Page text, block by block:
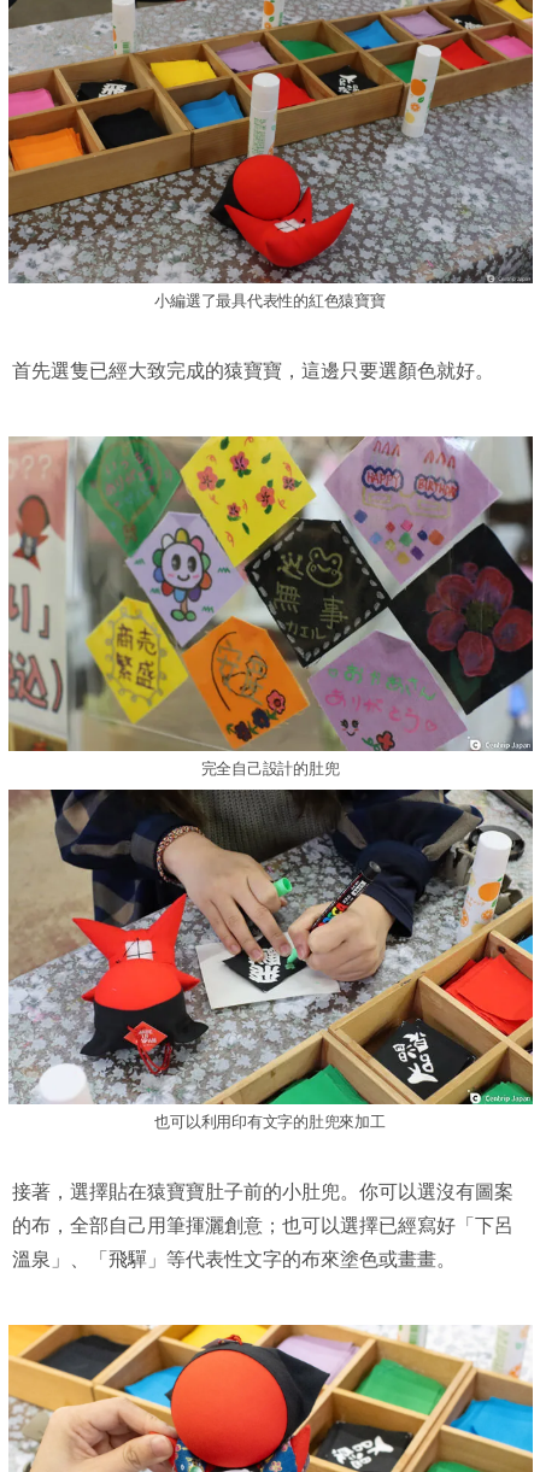
小編選了最具代表性的紅色猿寶寶
首先選隻已經大致完成的猿寶寶，這邊只要選顏色就好。
完全自己設計的肚兜
也可以利用印有文字的肚兜來加工
接著，選擇貼在猿寶寶肚子前的小肚兜。你可以選沒有圖案
的布，全部自己用筆揮灑創意；也可以選擇已經寫好「下呂
溫泉」、「飛驒」等代表性文字的布來塗色或畫畫。